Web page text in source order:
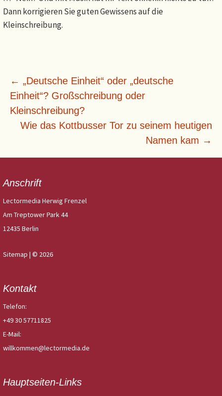
Dann korrigieren Sie guten Gewissens auf die
Kleinschreibung.
Beitragsnavigation
← „Deutsche Einheit“ oder „deutsche
Einheit“? Großschreibung oder
Kleinschreibung?
Wie das Kottbusser Tor zu seinem heutigen
Namen kam →
Anschrift
Lectormedia Herwig Frenzel
Am Treptower Park 44
12435 Berlin
Sitemap | © 2026
Kontakt
Telefon:
+49 30 57711825
E-Mail:
willkommen@lectormedia.de
Hauptseiten-Links